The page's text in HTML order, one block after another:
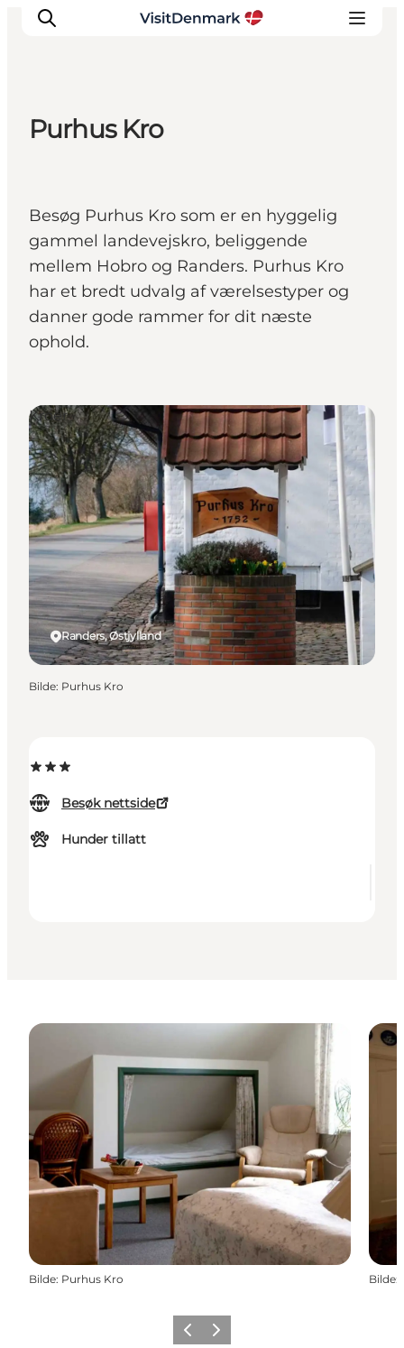
Aktiviteter
Overnatting
Planlegg reisen
Purhus Kro
Besøg Purhus Kro som er en hyggelig
gammel landevejskro, beliggende
mellem Hobro og Randers. Purhus Kro
har et bredt udvalg af værelsestyper og
danner gode rammer for dit næste
ophold.
Besøk nettside
Hunder tillatt
Randers, Østjylland
Kroer
Bilde: Purhus Kro
Bilde: Purhus Kro Bilde:
ForrigeNeste